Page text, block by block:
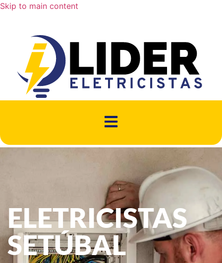
Skip to main content
ELETRICISTAS
SETÚBAL